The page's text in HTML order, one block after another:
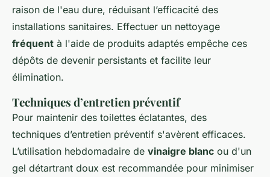
raison de l'eau dure, réduisant l’efficacité des
installations sanitaires. Effectuer un nettoyage
fréquent à l'aide de produits adaptés empêche ces
dépôts de devenir persistants et facilite leur
élimination.
Techniques d’entretien préventif
Pour maintenir des toilettes éclatantes, des
techniques d’entretien préventif s'avèrent efficaces.
L’utilisation hebdomadaire de vinaigre blanc ou d'un
gel détartrant doux est recommandée pour minimiser